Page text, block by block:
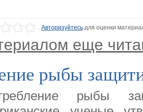
Авторизуйтесьдля оценки
еще
рыбы
рыбы